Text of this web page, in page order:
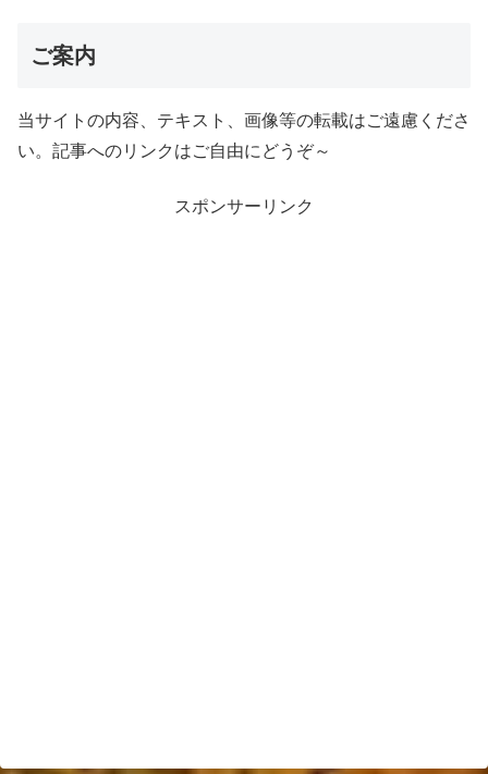
ご案内
当サイトの内容、テキスト、画像等の転載はご遠慮くださ
い。記事へのリンクはご自由にどうぞ～
スポンサーリンク